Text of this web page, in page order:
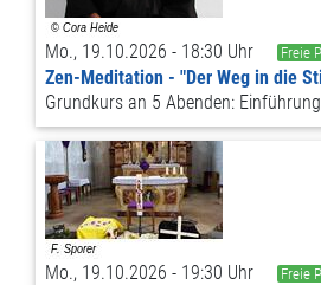
Mo., 19.10.2026 - 18:30 Uhr Freie
Zen-Meditation - "Der Weg in die
Grundkurs an 5 Abenden:
Mo., 19.10.2026 - 19:30 Uhr Freie